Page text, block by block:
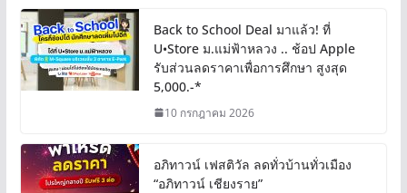
Back to School Deal มาแล้ว! ที่
U•Store ม.แม่ฟ้าหลวง .. ช้อป Apple
รับส่วนลดราคาเพื่อการศึกษา สูงสุด
5,000.-*
10 กรกฎาคม 2026
อภิทาวน์ เฟสติวัล ลดทั่วบ้านทั่วเมือง
“อภิทาวน์ เชียงราย”